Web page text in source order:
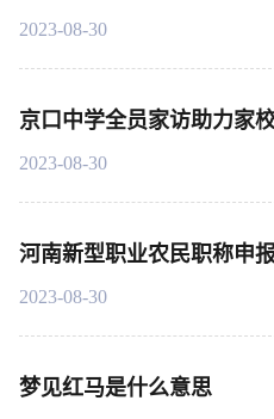
2023-08-30
京口中学全员家访助力家
2023-08-30
河南新型职业农民职称申
2023-08-30
梦见红马是什么意思